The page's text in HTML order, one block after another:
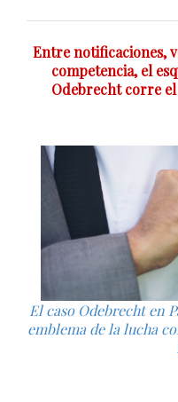
Entre notificaciones,
competencia, el
Odebrecht corre
El caso Odebrecht en
emblema de la lucha